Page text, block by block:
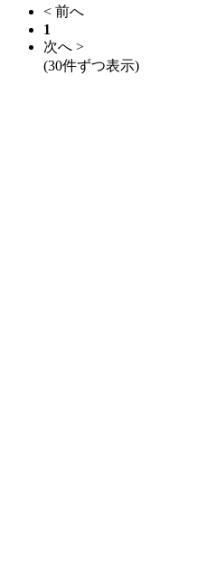
< 前へ
1
次へ >
(30件ずつ表示)